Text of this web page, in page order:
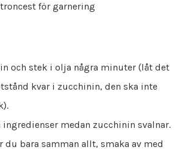
för garnering
och stek i olja några minuter (låt det
kvar i zucchinin, den ska inte
ingredienser medan zucchinin svalnar.
du bara samman allt, smaka av med